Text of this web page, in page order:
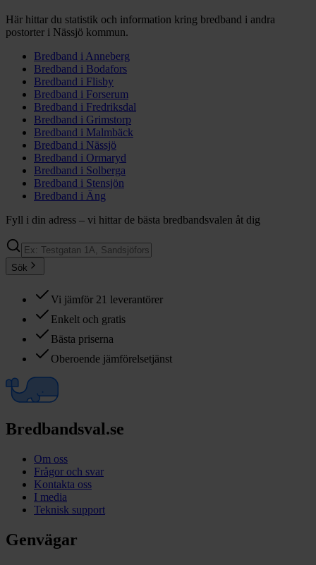
Här hittar du statistik och information kring bredband i andra
postorter i Nässjö kommun.
Bredband i Anneberg
Bredband i Bodafors
Bredband i Flisby
Bredband i Forserum
Bredband i Fredriksdal
Bredband i Grimstorp
Bredband i Malmbäck
Bredband i Nässjö
Bredband i Ormaryd
Bredband i Solberga
Bredband i Stensjön
Bredband i Äng
Fyll i din adress – vi hittar de bästa bredbandsvalen åt dig
Sök
Vi jämför 21 leverantörer
Enkelt och gratis
Bästa priserna
Oberoende jämförelsetjänst
Bredbandsval.se
Om oss
Frågor och svar
Kontakta oss
I media
Teknisk support
Genvägar